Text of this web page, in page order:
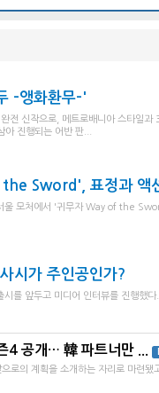
-앵화환무-'
신작으로, 메트로배니아 스타일과
진행되는 어반 판...
Sword', 표정과 액
울 모처에서 '귀무자 Way of the
시가 주인공인가?
앞두고 미디어 인터뷰를 진행했다.
4 공개… 韓 파트너만 ...
로의 계획을 소개하는 자리로 마련됐